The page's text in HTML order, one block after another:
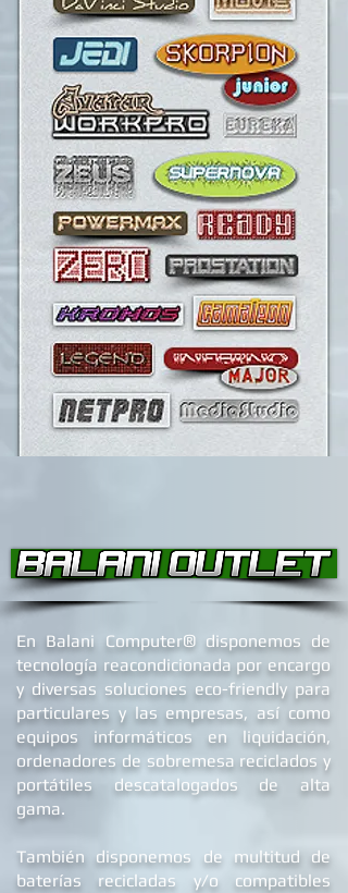
TRES PLAZOS
A través de PayPal
DISPONIBILIDAD NO
PLAZO
(ENTREGA)
3-5 días
(laborables)
GARANTÍA
36 MESES (gratis)
Extendida
(opcional)
LO QUE SI CUBRE
Defectos de fábrica
en componentes
y el ensamblaje
LO QUE NO CUBRE
Daño accidental
desgaste
ajenas
Uso inadecuado
OFICIAL
En Balani Computer®disponemos de
tecnología reacondicionada por encargo
y diversas soluciones eco-friendly para
particulares y las empresas, así como
equipos informáticos en liquidación,
ordenadores de sobremesa reciclados y
portátiles descatalogados de alta
gama.
También disponemos de multitud de
baterías recicladas y/o compatibles